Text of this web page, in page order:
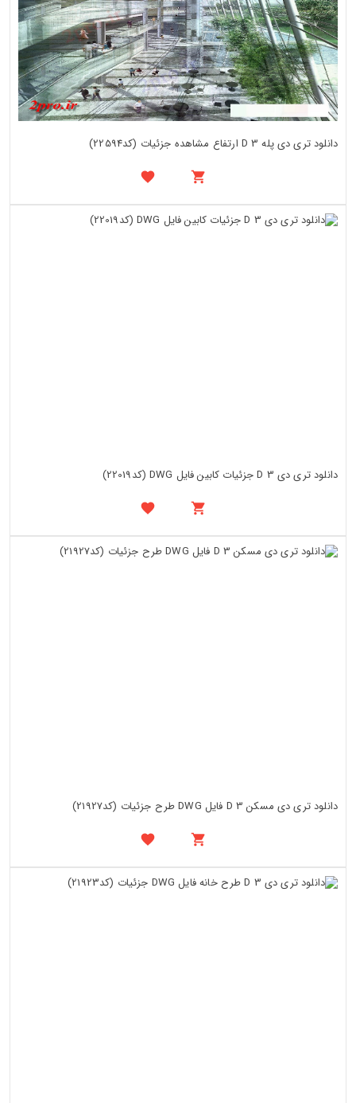
دانلود تری دی پله 3 D ارتفاع مشاهده جزئیات (کد22594)
دانلود تری دی 3 D جزئیات کابین فایل DWG (کد22019)
دانلود تری دی مسکن 3 D فایل DWG طرح جزئیات (کد21927)